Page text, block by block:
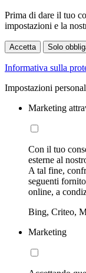
Prima di dare il tuo
impostazioni e la
Accetta Solo
Informativa sulla
Impostazioni
Marketing
Con il tuo
esterne al
A tal fine,
seguenti
online, a
Bing, Criteo,
Marketing